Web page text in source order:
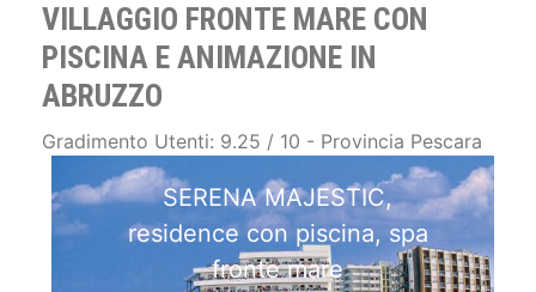
VILLAGGIO FRONTE MARE CON
PISCINA E ANIMAZIONE IN
ABRUZZO
Gradimento Utenti: 9.25 / 10 - Provincia Pescara
SERENA MAJESTIC,
residence con piscina, spa
fronte mare